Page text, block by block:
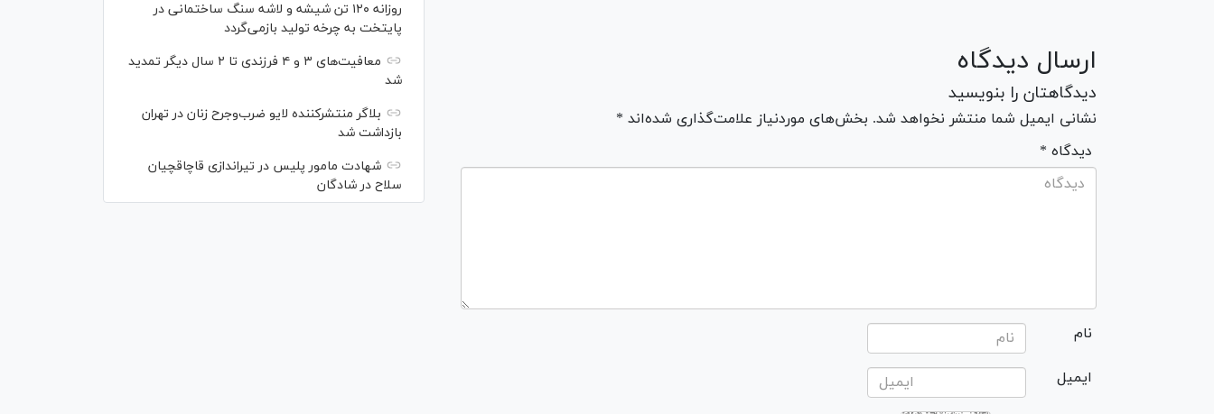
ارسال دیدگاه
دیدگاهتان را بنویسید
نشانی ایمیل شما منتشر نخواهد شد. بخش‌های موردنیاز علامت‌گذاری شده‌اند *
* دیدگاه
نام
ایمیل
روزانه ۱۲۰ تن شیشه و لاشه سنگ ساختمانی در
پایتخت به چرخه تولید بازمی‌گردد
معافیت‌های ۳ و ۴ فرزندی تا ۲ سال دیگر تمدید
شد
بلاگر منتشرکننده لایو ضرب‌وجرح زنان در تهران
بازداشت شد
شهادت مامور پلیس در تیراندازی قاچاقچیان
سلاح در شادگان